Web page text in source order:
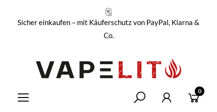
Sicher einkaufen – mit Käuferschutz von PayPal, Klarna &
Co.
0